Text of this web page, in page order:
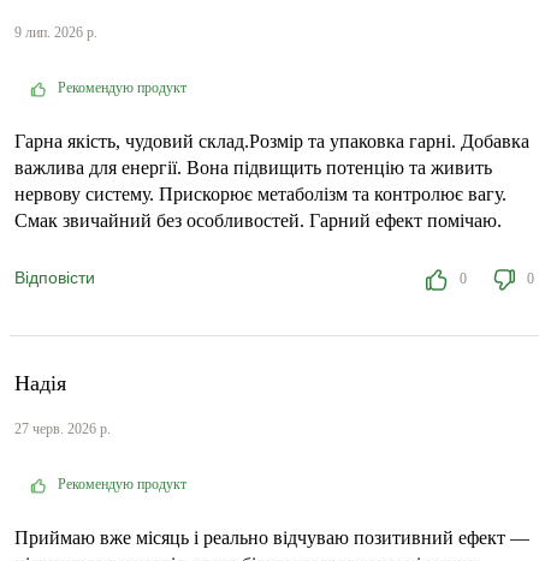
9 лип. 2026 р.
Рекомендую продукт
Гарна якість, чудовий склад.Розмір та упаковка гарні. Добавка
важлива для енергії. Вона підвищить потенцію та живить
нервову систему. Прискорює метаболізм та контролює вагу.
Смак звичайний без особливостей. Гарний ефект помічаю.
Відповісти 0 0
Надія
27 черв. 2026 р.
Рекомендую продукт
Приймаю вже місяць і реально відчуваю позитивний ефект —